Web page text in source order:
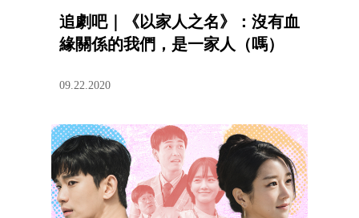
追劇吧｜《以家人之名》：沒有血
緣關係的我們，是一家人（嗎）
09.22.2020